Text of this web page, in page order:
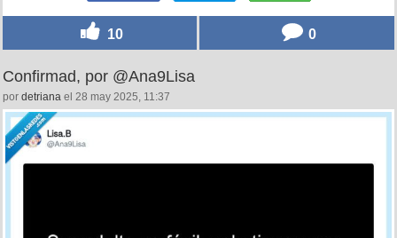
10 0
Confirmad, por @Ana9Lisa
por detriana el 28 may 2025, 11:37